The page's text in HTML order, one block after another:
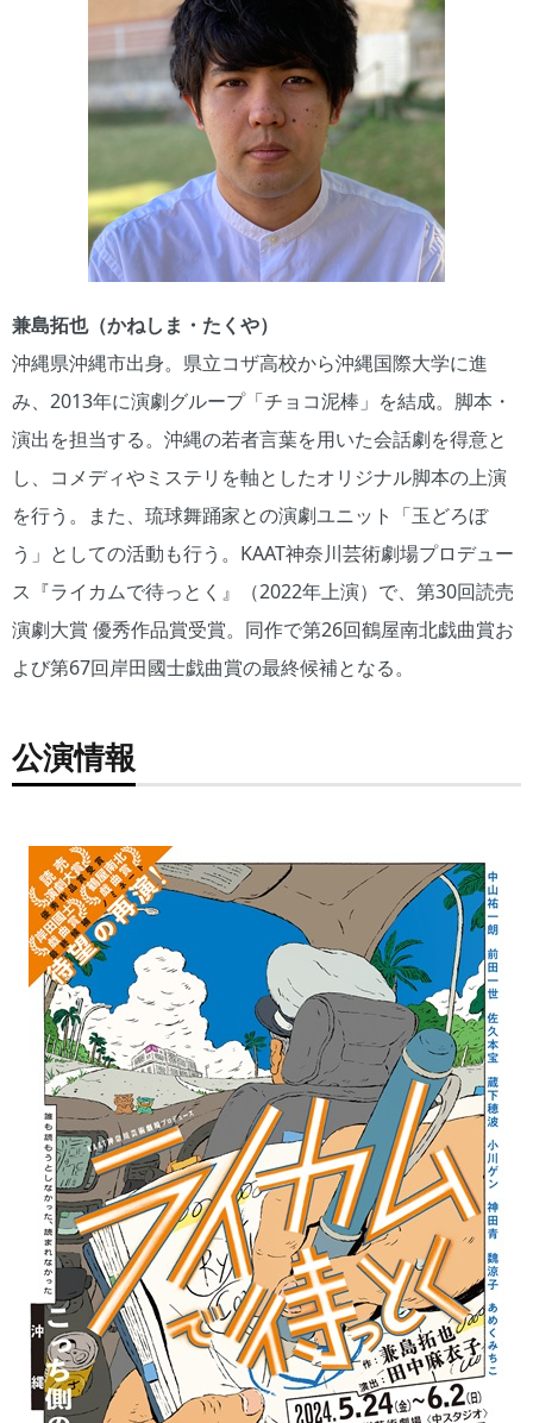
兼島拓也（かねしま・たくや）
沖縄県沖縄市出身。県立コザ高校から沖縄国際大学に進
み、2013年に演劇グループ「チョコ泥棒」を結成。脚本・
演出を担当する。沖縄の若者言葉を用いた会話劇を得意と
し、コメディやミステリを軸としたオリジナル脚本の上演
を行う。また、琉球舞踊家との演劇ユニット「玉どろぼ
う」としての活動も行う。KAAT神奈川芸術劇場プロデュー
ス『ライカムで待っとく』（2022年上演）で、第30回読売
演劇大賞 優秀作品賞受賞。同作で第26回鶴屋南北戯曲賞お
よび第67回岸田國士戯曲賞の最終候補となる。
公演情報